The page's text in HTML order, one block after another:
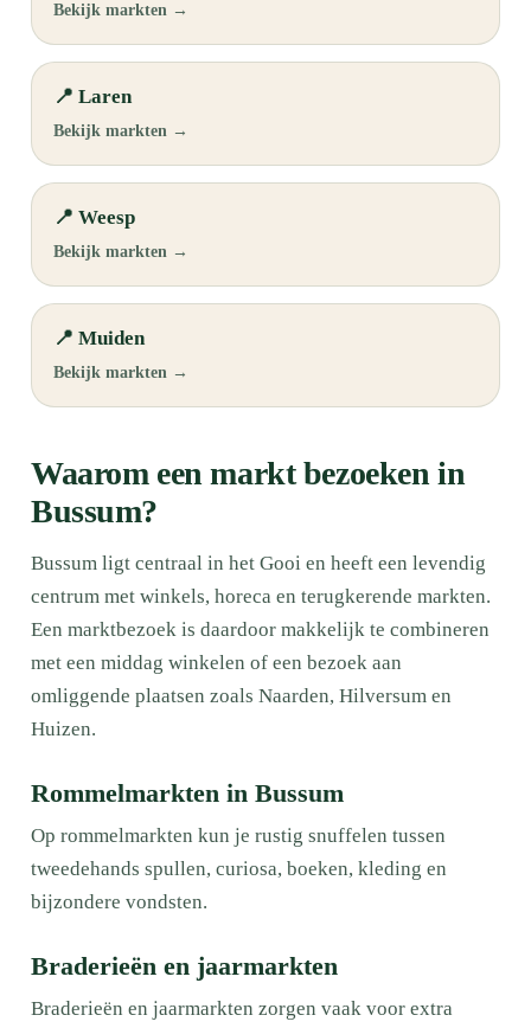
Bekijk markten →
📍 Laren
Bekijk markten →
📍 Weesp
Bekijk markten →
📍 Muiden
Bekijk markten →
Waarom een markt bezoeken in
Bussum?
Bussum ligt centraal in het Gooi en heeft een levendig
centrum met winkels, horeca en terugkerende markten.
Een marktbezoek is daardoor makkelijk te combineren
met een middag winkelen of een bezoek aan
omliggende plaatsen zoals Naarden, Hilversum en
Huizen.
Rommelmarkten in Bussum
Op rommelmarkten kun je rustig snuffelen tussen
tweedehands spullen, curiosa, boeken, kleding en
bijzondere vondsten.
Braderieën en jaarmarkten
Braderieën en jaarmarkten zorgen vaak voor extra